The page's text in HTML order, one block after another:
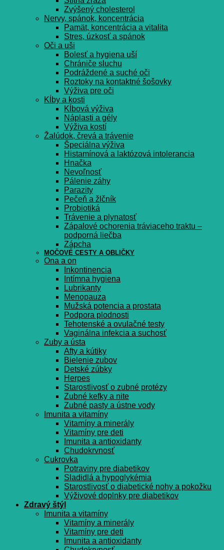
Zvýšený cholesterol
Nervy, spánok, koncentrácia
Pamät, koncentrácia a vitalita
Stres, úzkosť a spánok
Oči a uši
Bolesť a hygiena uší
Chrániče sluchu
Podráždené a suché oči
Roztoky na kontaktné šošovky
Výživa pre oči
Kĺby a kosti
Kĺbová výživa
Náplasti a gély
Výživa kostí
Žalúdok, črevá a trávenie
Špeciálna výživa
Histamínová a laktózová intolerancia
Hnačka
Nevoľnosť
Pálenie záhy
Parazity
Pečeň a žlčník
Probiotiká
Trávenie a plynatosť
Zápalové ochorenia tráviaceho traktu –
podporná liečba
Zápcha
MOČOVÉ CESTY A OBLIČKY
Ona a on
Inkontinencia
Intímna hygiena
Lubrikanty
Menopauza
Mužská potencia a prostata
Podpora plodnosti
Tehotenské a ovulačné testy
Vaginálna infekcia a suchosť
Zuby a ústa
Afty a kútiky
Bielenie zubov
Detské zúbky
Herpes
Starostlivosť o zubné protézy
Zubné kefky a nite
Zubné pasty a ústne vody
Imunita a vitamíny
Vitamíny a minerály
Vitamíny pre deti
Imunita a antioxidanty
Chudokrvnosť
Cukrovka
Potraviny pre diabetikov
Sladidlá a hypoglykémia
Starostlivosť o diabetické nohy a pokožku
Výživové doplnky pre diabetikov
Zdravý štýl
Imunita a vitamíny
Vitamíny a minerály
Vitamíny pre deti
Imunita a antioxidanty